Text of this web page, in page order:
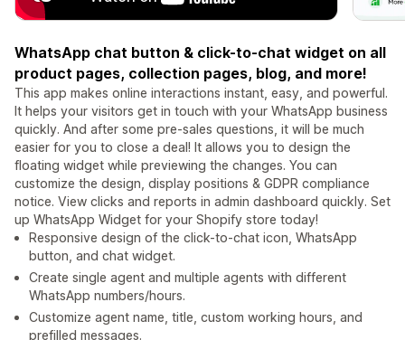
WhatsApp chat button & click-to-chat widget on all
product pages, collection pages, blog, and more!
This app makes online interactions instant, easy, and powerful.
It helps your visitors get in touch with your WhatsApp business
quickly. And after some pre-sales questions, it will be much
easier for you to close a deal! It allows you to design the
floating widget while previewing the changes. You can
customize the design, display positions & GDPR compliance
notice. View clicks and reports in admin dashboard quickly. Set
up WhatsApp Widget for your Shopify store today!
Responsive design of the click-to-chat icon, WhatsApp
button, and chat widget.
Create single agent and multiple agents with different
WhatsApp numbers/hours.
Customize agent name, title, custom working hours, and
prefilled messages.